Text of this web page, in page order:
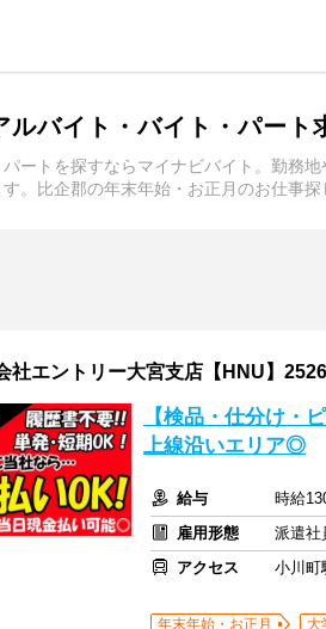
バイト・バイト・パート
ートを探すならマイナビバイト。勤務
。比企郡の年末年始・お正月のお仕事探
社エントリー大宮支店【HNU】
【検品・仕分け・
上線沿いエリア◎
給与
時給
雇用形態
派遣社
アクセス
小川町
年末年始・お正月 大